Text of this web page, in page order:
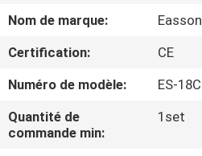
À
PROPOS
NOUS
Nom de marque:
Easson
Certification:
CE
Numéro de modèle:
ES-18C
Quantité de
commande min:
1set